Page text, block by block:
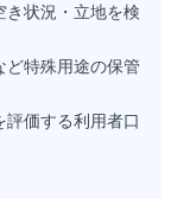
き状況・立地を検
ど特殊用途の保管
価する利用者口